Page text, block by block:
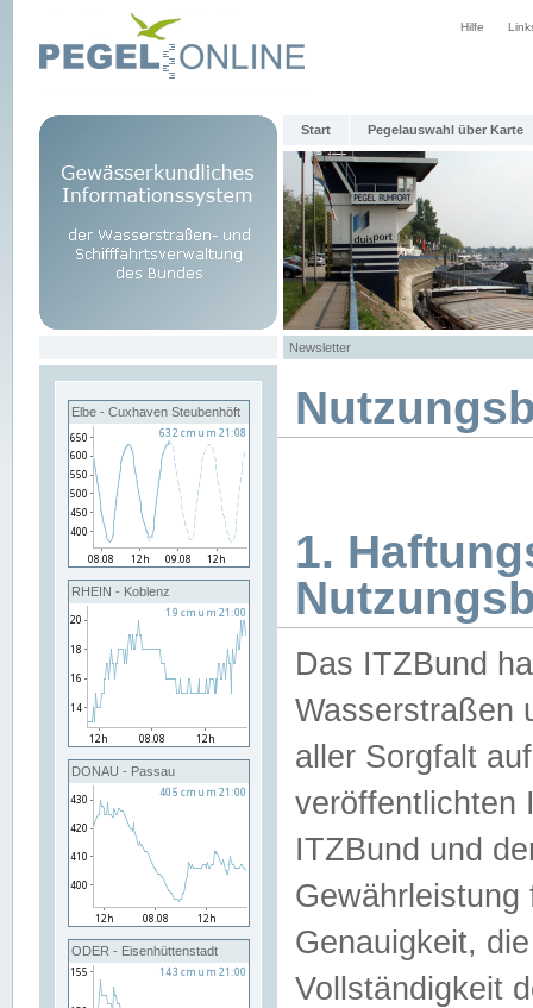
Hilfe
Start Pegelauswahl über Karte
Newsletter
Elbe - Cuxhaven Steubenhöft
RHEIN - Koblenz
DONAU - Passau
ODER - Eisenhüttenstadt
1.
Das ITZBund
Wasserstraßen
aller Sorgfalt
veröffentlichten
ITZBund und
Genauigkeit,
Vollständigkeit